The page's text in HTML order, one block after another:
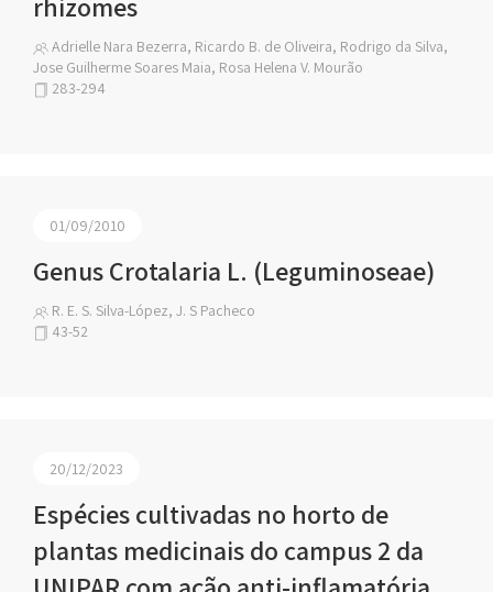
Adrielle Nara Bezerra, Ricardo B. de Oliveira, Rodrigo da Silva,
Jose Guilherme Soares Maia, Rosa Helena V. Mourão
283-294
01/09/2010
Genus Crotalaria L. (Leguminoseae)
R. E. S. Silva-López, J. S Pacheco
43-52
20/12/2023
Espécies cultivadas no horto de
plantas medicinais do campus 2 da